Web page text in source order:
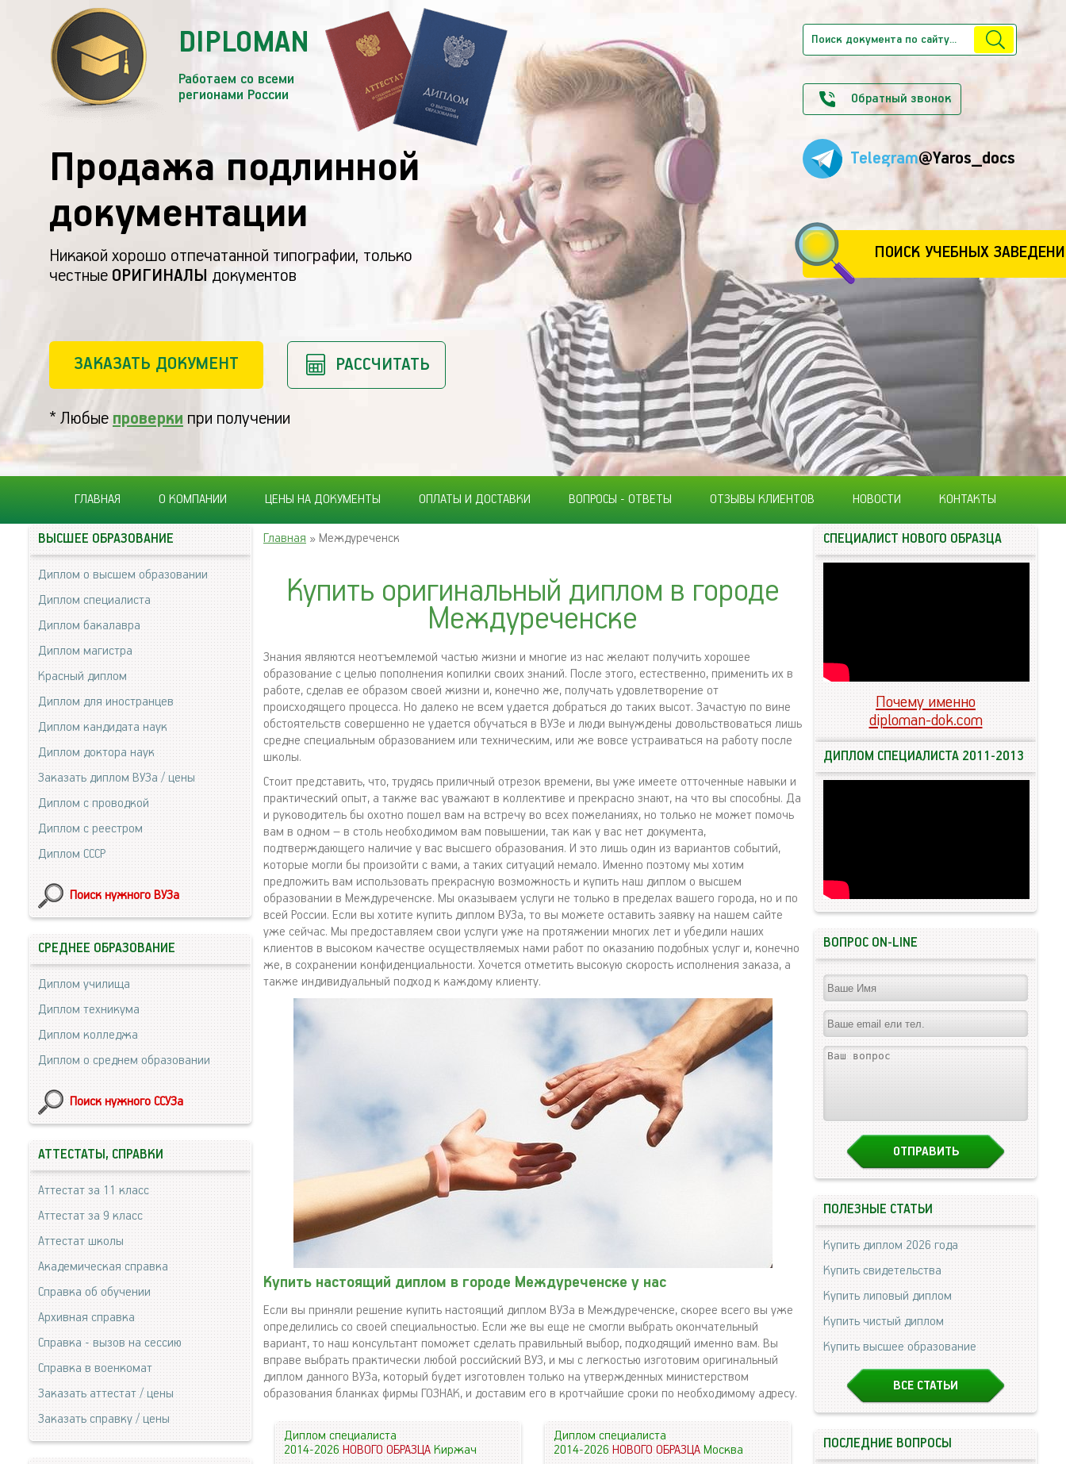
DIPLOMAN
Работаем со всеми
регионами России
Продажа подлинной
документации
Никакой хорошо отпечатанной типографии, только
честные ОРИГИНАЛЫ документов
ЗАКАЗАТЬ ДОКУМЕНТ РАССЧИТАТЬ
* Любые проверки при получении
Обратный звонок
Telegram@Yaros_docs
ПОИСК УЧЕБНЫХ
ГЛАВНАЯ О КОМПАНИИ ЦЕНЫ НА ДОКУМЕНТЫ ОПЛАТЫ И ДОСТАВКИ ВОПРОСЫ - ОТВЕТЫ ОТЗЫВЫ КЛИЕНТОВ НОВОСТИ КОНТАКТЫ
Главная » Междуреченск
Купить оригинальный диплом в городе
Междуреченске
Знания являются неотъемлемой частью жизни и многие из нас желают получить хорошее
образование с целью пополнения копилки своих знаний. После этого, естественно, применить их в
работе, сделав ее образом своей жизни и, конечно же, получать удовлетворение от
происходящего процесса. Но далеко не всем удается добраться до таких высот. Зачастую по вине
обстоятельств совершенно не удается обучаться в ВУЗе и люди вынуждены довольствоваться лишь
средне специальным образованием или техническим, или же вовсе устраиваться на работу после
школы.
Стоит представить, что, трудясь приличный отрезок времени, вы уже имеете отточенные навыки и
практический опыт, а также вас уважают в коллективе и прекрасно знают, на что вы способны. Да
и руководитель бы охотно пошел вам на встречу во всех пожеланиях, но только не может помочь
вам в одном – в столь необходимом вам повышении, так как у вас нет документа,
подтверждающего наличие у вас высшего образования. И это лишь один из вариантов событий,
которые могли бы произойти с вами, а таких ситуаций немало. Именно поэтому мы хотим
предложить вам использовать прекрасную возможность и купить наш диплом о высшем
образовании в Междуреченске. Мы оказываем услуги не только в пределах вашего города, но и по
всей России. Если вы хотите купить диплом ВУЗа, то вы можете оставить заявку на нашем сайте
уже сейчас. Мы предоставляем свои услуги уже на протяжении многих лет и убедили наших
клиентов в высоком качестве осуществляемых нами работ по оказанию подобных услуг и, конечно
же, в сохранении конфиденциальности. Хочется отметить высокую скорость исполнения заказа, а
также индивидуальный подход к каждому клиенту.
Купить настоящий диплом в городе Междуреченске у нас
Если вы приняли решение купить настоящий диплом ВУЗа в Междуреченске, скорее всего вы уже
определились со своей специальностью. Если же вы еще не смогли выбрать окончательный
вариант, то наш консультант поможет сделать правильный выбор, подходящий именно вам. Вы
вправе выбрать практически любой российский ВУЗ, и мы с легкостью изготовим оригинальный
диплом данного ВУЗа, который будет изготовлен только на утвержденных министерством
образования бланках фирмы ГОЗНАК, и доставим его в кротчайшие сроки по необходимому адресу.
Диплом специалиста
2014-2026НОВОГО ОБРАЗЦАКиржач
Диплом специалиста
2014-2026НОВОГО ОБРАЗЦАМосква
ВЫСШЕЕ ОБРАЗОВАНИЕ
Диплом о высшем образовании
Диплом специалиста
Диплом бакалавра
Диплом магистра
Красный диплом
Диплом для иностранцев
Диплом кандидата наук
Диплом доктора наук
Заказать диплом ВУЗа / цены
Диплом с проводкой
Диплом с реестром
Диплом СССР
Поиск нужного ВУЗа
СРЕДНЕЕ ОБРАЗОВАНИЕ
Диплом училища
Диплом техникума
Диплом колледжа
Диплом о среднем образовании
Поиск нужного ССУЗа
АТТЕСТАТЫ, СПРАВКИ
Аттестат за 11 класс
Аттестат за 9 класс
Аттестат школы
Академическая справка
Справка об обучении
Архивная справка
Справка - вызов на сессию
Справка в военкомат
Заказать аттестат / цены
Заказать справку / цены
СПЕЦИАЛИСТ НОВОГО ОБРАЗЦА
Почему именно
diploman-dok.com
ДИПЛОМ СПЕЦИАЛИСТА 2011-2013
ВОПРОС ON-LINE
ПОЛЕЗНЫЕ СТАТЬИ
Купить диплом 2026 года
Купить свидетельства
Купить липовый диплом
Купить чистый диплом
Купить высшее образование
ВСЕ СТАТЬИ
ПОСЛЕДНИЕ ВОПРОСЫ